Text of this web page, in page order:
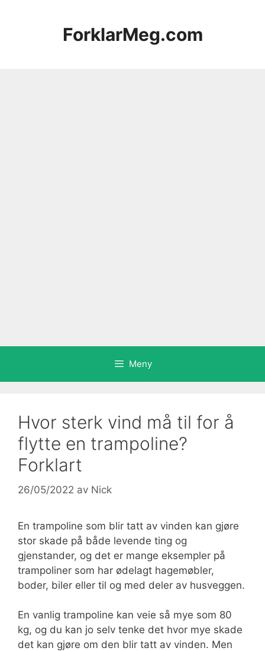
ForklarMeg.com
Meny
Hvor sterk vind må til for å
flytte en trampoline?
Forklart
26/05/2022 av Nick
En trampoline som blir tatt av vinden kan gjøre
stor skade på både levende ting og
gjenstander, og det er mange eksempler på
trampoliner som har ødelagt hagemøbler,
boder, biler eller til og med deler av husveggen.
En vanlig trampoline kan veie så mye som 80
kg, og du kan jo selv tenke det hvor mye skade
det kan gjøre om den blir tatt av vinden. Men